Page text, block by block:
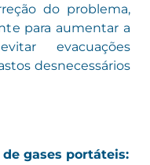
do problema,
para aumentar a
evacuações
desnecessários
gases portáteis: